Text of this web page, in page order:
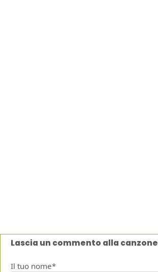
Lascia un commento alla canzone
Il tuo nome*